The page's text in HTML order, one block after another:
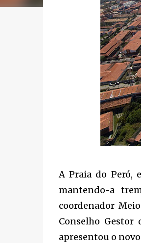
A Praia do Peró,
mantendo-a
coordenador
Conselho Gestor
apresentou o